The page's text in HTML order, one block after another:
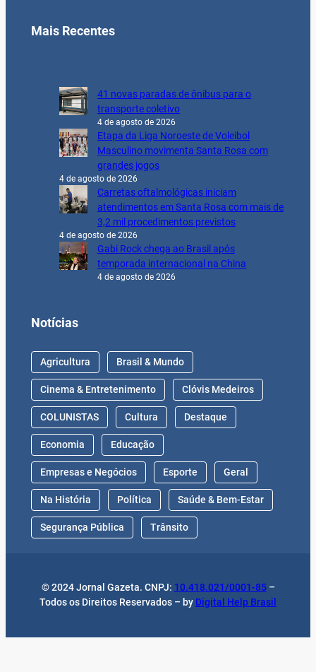
Mais Recentes
41 novas paradas de ônibus para o
transporte coletivo
4 de agosto de 2026
Etapa da Liga Noroeste de Voleibol
Masculino movimenta Santa Rosa com
grandes jogos
4 de agosto de 2026
Carretas oftalmológicas iniciam
atendimentos em Santa Rosa com mais de
3,2 mil procedimentos previstos
4 de agosto de 2026
Gabi Rock chega ao Brasil após
temporada internacional na China
4 de agosto de 2026
Notícias
Agricultura Brasil & Mundo
Cinema & Entretenimento Clóvis Medeiros
COLUNISTAS Cultura Destaque
Economia Educação
Empresas e Negócios Esporte Geral
Na História Política Saúde & Bem-Estar
Segurança Pública Trânsito
© 2024 Jornal Gazeta. CNPJ: 10.418.021/0001-85–
Todos os Direitos Reservados – by Digital Help Brasil